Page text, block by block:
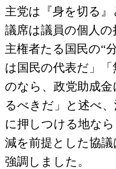
主党は『身を切る
議席は議員の個人の
主権者たる国民の“
は国民の代表だ」「
のなら、政党助成
るべきだ」と述べ
に押しつける地な
減を前提とした協
強調しました。